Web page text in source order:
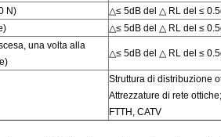
N)
△≤ 5dB del △ RL del ≤
△≤ 5dB del △ RL del ≤
una volta alla
△≤ 5dB del △ RL del ≤
Struttura di distribuzione
Attrezzature di rete ottiche;
FTTH, CATV